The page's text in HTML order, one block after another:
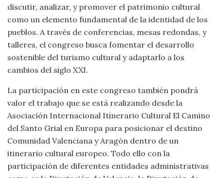
discutir, analizar, y promover el patrimonio cultural
como un elemento fundamental de la identidad de los
pueblos. A través de conferencias, mesas redondas, y
talleres, el congreso busca fomentar el desarrollo
sostenible del turismo cultural y adaptarlo a los
cambios del siglo XXI.
La participación en este congreso también pondrá
valor el trabajo que se está realizando desde la
Asociación Internacional Itinerario Cultural El Camino
del Santo Grial en Europa para posicionar el destino
Comunidad Valenciana y Aragón dentro de un
itinerario cultural europeo. Todo ello con la
participación de diferentes entidades administrativas